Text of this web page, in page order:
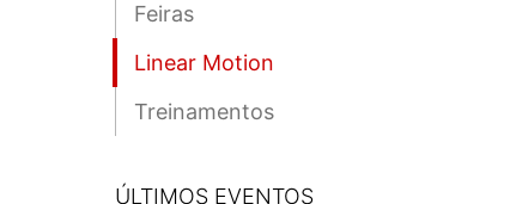
Feiras
Linear Motion
Treinamentos
ÚLTIMOS EVENTOS